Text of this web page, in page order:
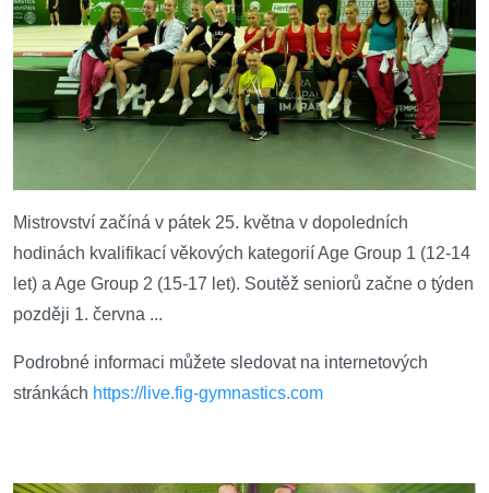
Mistrovství začíná v pátek 25. května v dopoledních
hodinách kvalifikací věkových kategorií Age Group 1 (12-14
let) a Age Group 2 (15-17 let). Soutěž seniorů začne o týden
později 1. června ...
Podrobné informaci můžete sledovat na internetových
stránkách https://live.fig-gymnastics.com